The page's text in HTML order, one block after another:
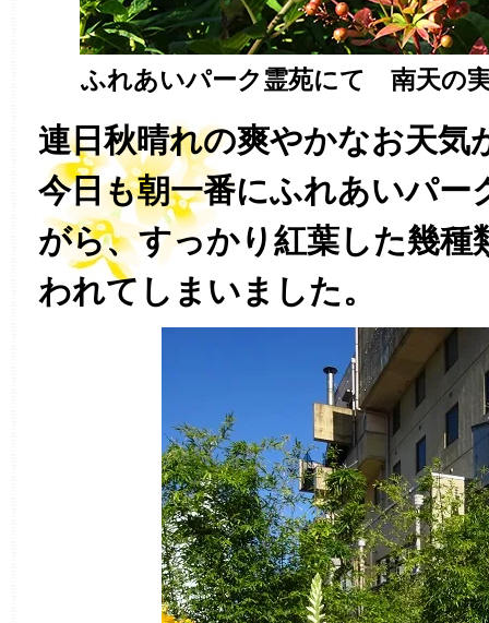
ふれあいパーク霊苑にて 南天の
連日秋晴れの爽やかなお天気
今日も朝一番にふれあいパー
がら、すっかり紅葉した幾種
われてしまいました。